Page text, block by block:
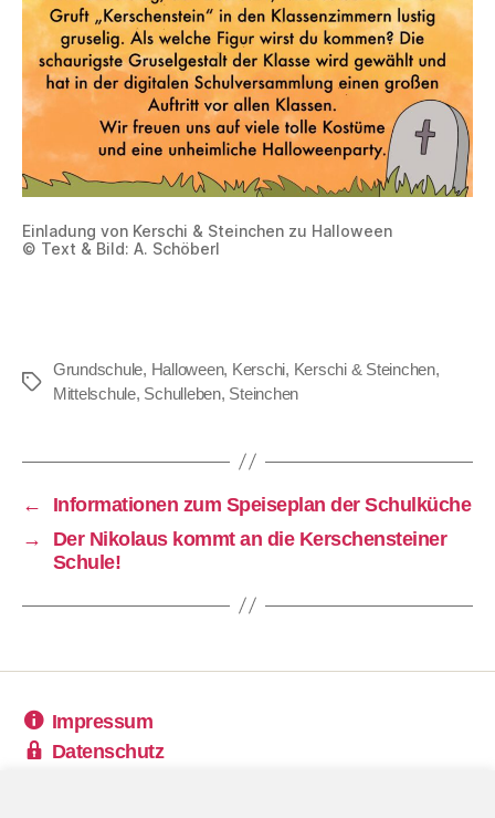
Einladung von Kerschi & Steinchen zu Halloween
© Text & Bild: A. Schöberl
Schlagwörter
Grundschule, Halloween, Kerschi, Kerschi & Steinchen,
Mittelschule, Schulleben, Steinchen
←
Informationen zum Speiseplan der Schulküche
→
Der Nikolaus kommt an die Kerschensteiner
Schule!
Impressum
Datenschutz